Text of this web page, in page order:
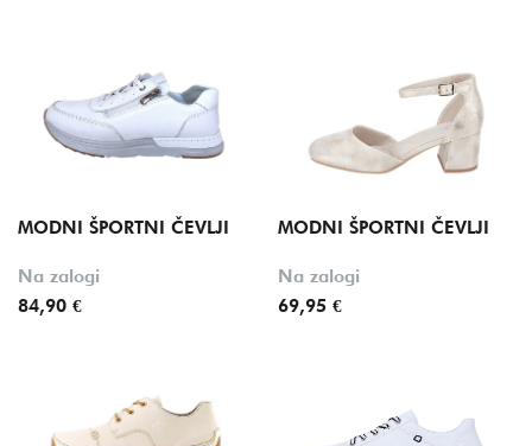
MODNI ŠPORTNI ČEVLJI
Na zalogi
84,90 €
MODNI ŠPORTNI ČEVLJI
Na zalogi
69,95 €